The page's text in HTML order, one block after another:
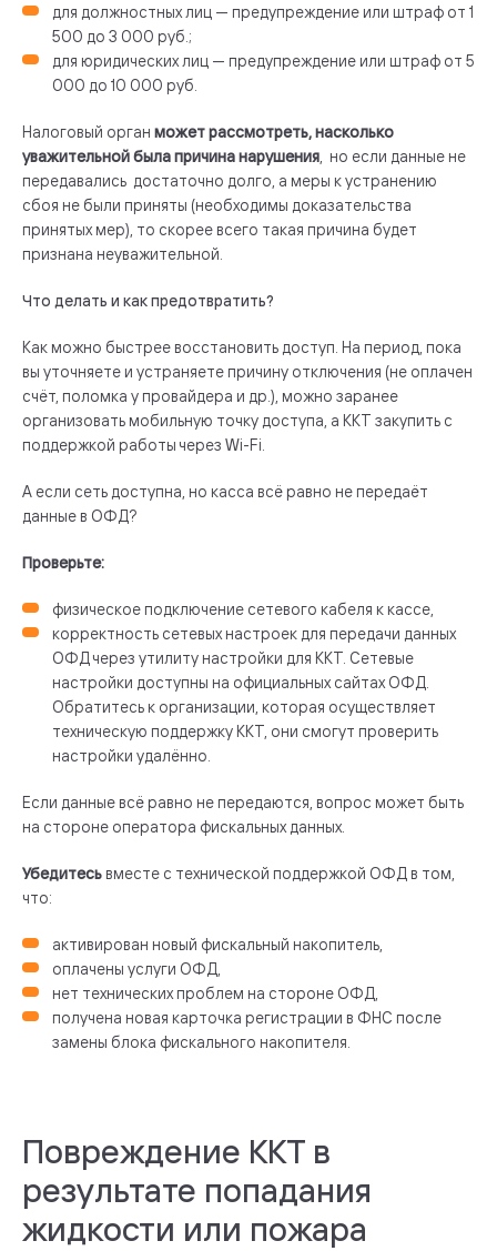
для должностных лиц — предупреждение или штраф от 1
500 до 3 000 руб.;
для юридических лиц — предупреждение или штраф от 5
000 до 10 000 руб.
Налоговый орган может рассмотреть, насколько
уважительной была причина нарушения , но если данные не
передавались достаточно долго, а меры к устранению
сбоя не были приняты (необходимы доказательства
принятых мер), то скорее всего такая причина будет
признана неуважительной.
Что делать и как предотвратить?
Как можно быстрее восстановить доступ. На период, пока
вы уточняете и устраняете причину отключения (не оплачен
счёт, поломка у провайдера и др.), можно заранее
организовать мобильную точку доступа, а ККТ закупить с
поддержкой работы через Wi-Fi.
А если сеть доступна, но касса всё равно не передаёт
данные в ОФД?
Проверьте:
физическое подключение сетевого кабеля к кассе,
корректность сетевых настроек для передачи данных
ОФД через утилиту настройки для ККТ. Сетевые
настройки доступны на официальных сайтах ОФД.
Обратитесь к организации, которая осуществляет
техническую поддержку ККТ, они смогут проверить
настройки удалённо.
Если данные всё равно не передаются, вопрос может быть
на стороне оператора фискальных данных.
Убедитесь вместе с технической поддержкой ОФД в том,
что:
активирован новый фискальный накопитель,
оплачены услуги ОФД,
нет технических проблем на стороне ОФД,
получена новая карточка регистрации в ФНС после
замены блока фискального накопителя.
Повреждение ККТ в
результате попадания
жидкости или пожара